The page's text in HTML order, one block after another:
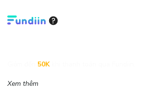
50K
Xem thêm